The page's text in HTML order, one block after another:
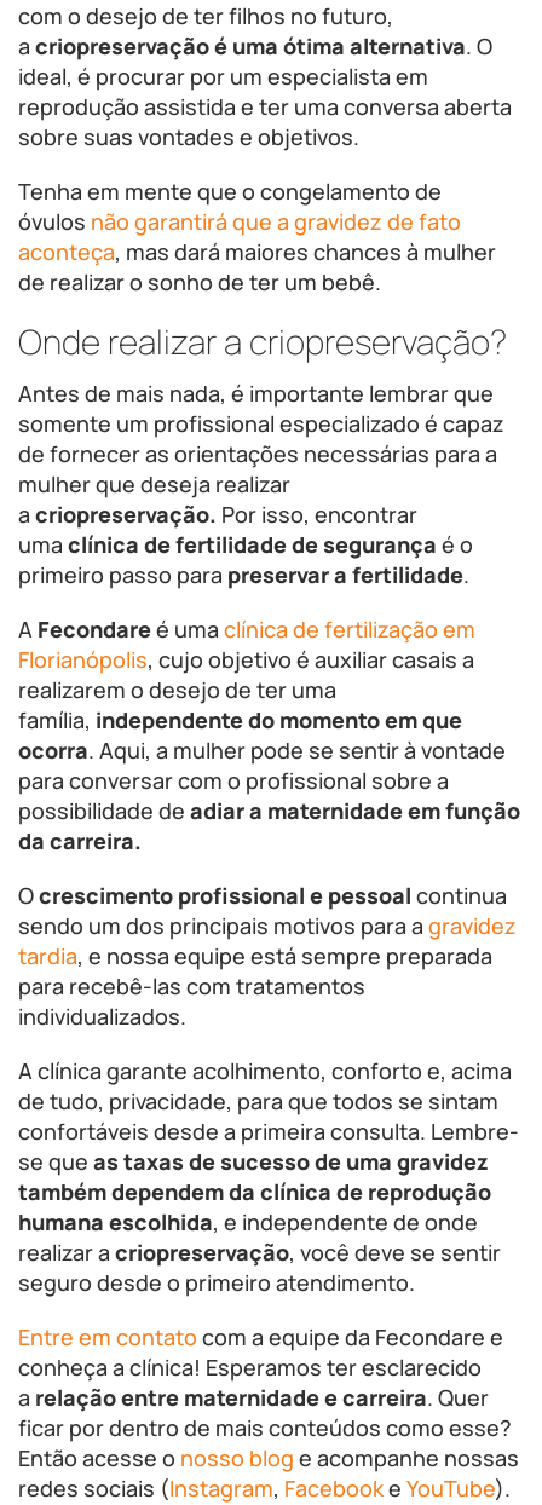
com o desejo de ter filhos no futuro,
a criopreservação é uma ótima alternativa. O
ideal, é procurar por um especialista em
reprodução assistida e ter uma conversa aberta
sobre suas vontades e objetivos.
Tenha em mente que o congelamento de
óvulos não garantirá que a gravidez de fato
aconteça, mas dará maiores chances à mulher
de realizar o sonho de ter um bebê.
Onde realizar a criopreservação?
Antes de mais nada, é importante lembrar que
somente um profissional especializado é capaz
de fornecer as orientações necessárias para a
mulher que deseja realizar
a criopreservação. Por isso, encontrar
uma clínica de fertilidade de segurança é o
primeiro passo para preservar a fertilidade.
A Fecondareé uma clínica de fertilização em
Florianópolis, cujo objetivo é auxiliar casais a
realizarem o desejo de ter uma
família, independente do momento em que
ocorra. Aqui, a mulher pode se sentir à vontade
para conversar com o profissional sobre a
possibilidade de adiar a maternidade em função
da carreira.
Ocrescimento profissional e pessoal continua
sendo um dos principais motivos para a gravidez
tardia, e nossa equipe está sempre preparada
para recebê-las com tratamentos
individualizados.
A clínica garante acolhimento, conforto e, acima
de tudo, privacidade, para que todos se sintam
confortáveis desde a primeira consulta. Lembre-
se que as taxas de sucesso de uma gravidez
também dependem da clínica de reprodução
humana escolhida, e independente de onde
realizar a criopreservação, você deve se sentir
seguro desde o primeiro atendimento.
Entre em contato com a equipe da Fecondare e
conheça a clínica! Esperamos ter esclarecido
a relação entre maternidade e carreira. Quer
ficar por dentro de mais conteúdos como esse?
Então acesse o nosso blog e acompanhe nossas
redes sociais (Instagram, Facebooke YouTube).